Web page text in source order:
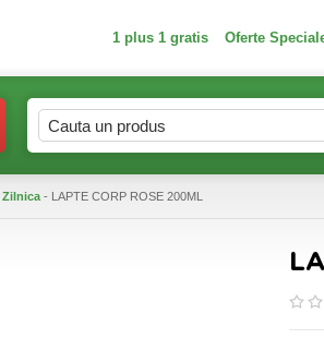
1 plus 1 gratis Oferte
- LAPTE CORP ROSE 200ML